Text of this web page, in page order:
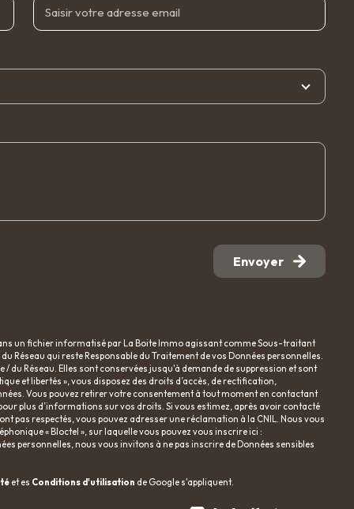
Envoyer
un fichier informatisé par La Boite Immo agissant comme Sous-traitant
Réseau qui reste Responsable du Traitement de vos Données personnelles.
du Réseau. Elles sont conservées jusqu'à demande de suppression et sont
et libertés », vous disposez des droits d’accès, de rectification,
Vous pouvez retirer votre consentement à tout moment en contactant
plus d’informations sur vos droits. Si vous estimez, après avoir contacté
pas respectés, vous pouvez adresser une réclamation à la CNIL. Nous vous
« Bloctel », sur laquelle vous pouvez vous inscrire ici :
personnelles, nous vous invitons à ne pas inscrire de Données sensibles
et es Conditions d'utilisation de Google s'appliquent.